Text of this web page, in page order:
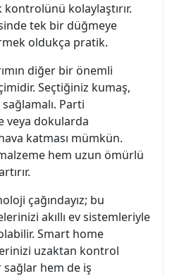
kontrolünü kolaylaştırır.
tek bir düğmeye
oldukça pratik.
diğer bir önemli
Seçtiğiniz kumaş,
Parti
veya dokularda
katması mümkün.
hem uzun ömürlü
çağındayız; bu
akıllı ev sistemleriyle
Smart home
uzaktan kontrol
hem de iş